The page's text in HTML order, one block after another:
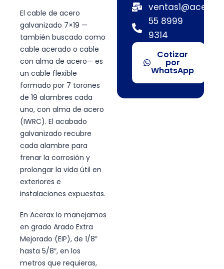
El cable de acero
galvanizado 7×19 —
también buscado como
cable acerado o cable
con alma de acero— es
un cable flexible
formado por 7 torones
de 19 alambres cada
uno, con alma de acero
(IWRC). El acabado
galvanizado recubre
cada alambre para
frenar la corrosión y
prolongar la vida útil en
exteriores e
instalaciones expuestas.
En Acerax lo manejamos
en grado Arado Extra
Mejorado (EIP), de 1/8″
hasta 5/8″, en los
metros que requieras,
55 8999
9314
Cotizar
por
WhatsApp